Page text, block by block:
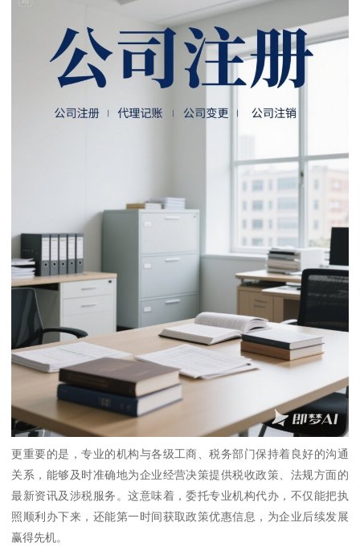
更重要的是，专业的机构与各级工商、税务部门保持着良好的沟通
关系，能够及时准确地为企业经营决策提供税收政策、法规方面的
最新资讯及涉税服务。这意味着，委托专业机构代办，不仅能把执
照顺利办下来，还能第一时间获取政策优惠信息，为企业后续发展
赢得先机。